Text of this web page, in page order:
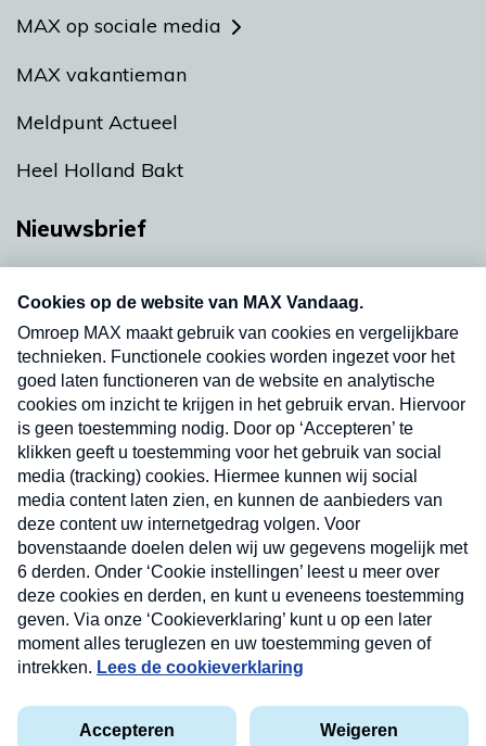
MAX op sociale media
MAX vakantieman
Meldpunt Actueel
Heel Holland Bakt
Nieuwsbrief
nieuwsbrief. Elke vrijdag- en dinsdagochtend in
uw mailbox.
Verzend
Privacyverklaring
Cookieverklaring
Nieuwsbrief
Neem hier een gratis abonnement op onze
nieuwsbrief. Elke vrijdag- en dinsdagochtend in uw